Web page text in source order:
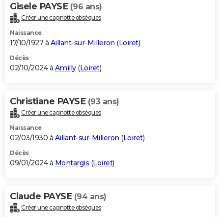
Bricolage
Lifestyle
Culture
Sport
Auto
Television
Voyage
Cinema
Gisele PAYSE (96 ans)
Créer une cagnotte obsèques
Naissance
17/10/1927 à Aillant-sur-Milleron (Loiret)
Décès
02/10/2024 à Amilly(Loiret)
Christiane PAYSE (93 ans)
Créer une cagnotte obsèques
Naissance
02/03/1930 à Aillant-sur-Milleron (Loiret)
Décès
09/01/2024 à Montargis (Loiret)
Claude PAYSE (94 ans)
Créer une cagnotte obsèques